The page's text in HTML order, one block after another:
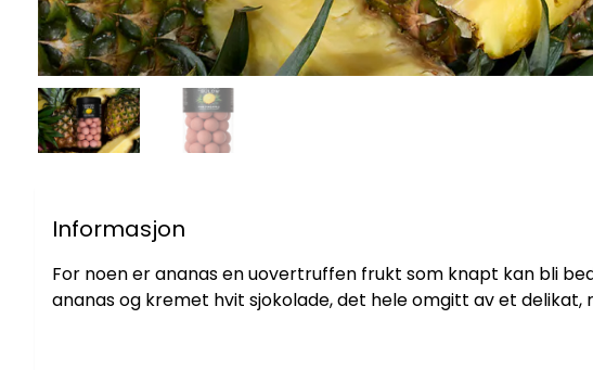
Informasjon
For noen er ananas en uovertruffen frukt som knapt kan bli
ananas og kremet hvit sjokolade, det hele omgitt av et delikat,